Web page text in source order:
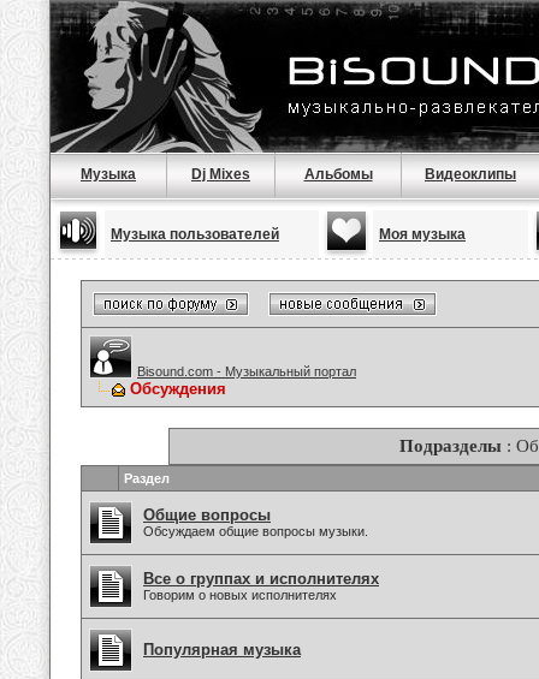
Музыка Dj Mixes Альбомы Видеоклипы
Музыка пользователей Моя музыка
Bisound.com - Музыкальный портал
Обсуждения
Подразделы :
Раздел
Общие вопросы
Обсуждаем общие вопросы музыки.
Все о группах и исполнителях
Говорим о новых исполнителях
Популярная музыка